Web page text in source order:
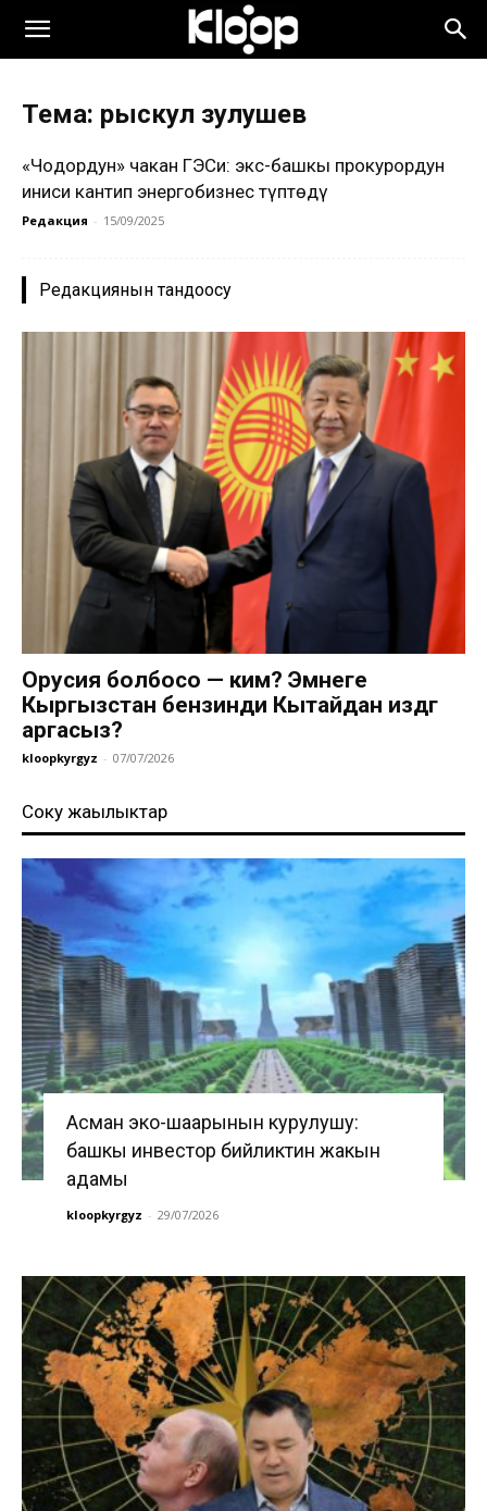
Тема: рыскул зулушев
«Чоңдордун» чакан ГЭСи: экс-башкы прокурордун
иниси кантип энергобизнес түптөдү
Редакция - 15/09/2025
Редакциянын тандоосу
Орусия болбосо — ким? Эмнеге
Кыргызстан бензинди Кытайдан издөөгө
аргасыз?
kloopkyrgyz - 07/07/2026
Соңку жаңылыктар
Асман эко-шаарынын курулушу:
башкы инвестор бийликтин жакын
адамы
kloopkyrgyz - 29/07/2026